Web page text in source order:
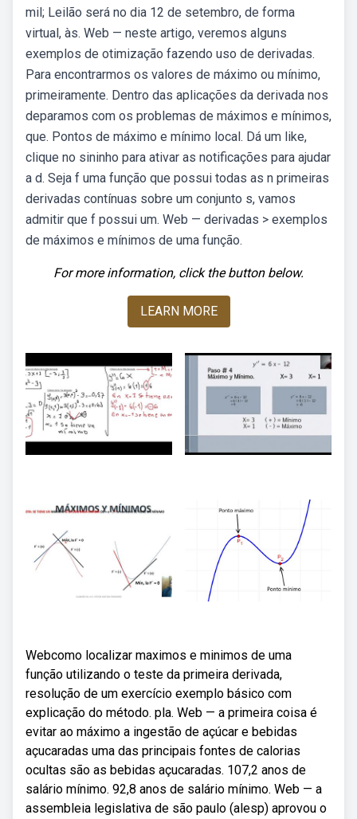
mil; Leilão será no dia 12 de setembro, de forma
virtual, às. Web — neste artigo, veremos alguns
exemplos de otimização fazendo uso de derivadas.
Para encontrarmos os valores de máximo ou mínimo,
primeiramente. Dentro das aplicações da derivada nos
deparamos com os problemas de máximos e mínimos,
que. Pontos de máximo e mínimo local. Dá um like,
clique no sininho para ativar as notificações para ajudar
a d. Seja f uma função que possui todas as n primeiras
derivadas contínuas sobre um conjunto s, vamos
admitir que f possui um. Web — derivadas > exemplos
de máximos e mínimos de uma função.
For more information, click the button below.
LEARN MORE
Webcomo localizar maximos e minimos de uma
função utilizando o teste da primeira derivada,
resolução de um exercício exemplo básico com
explicação do método. pla. Web — a primeira coisa é
evitar ao máximo a ingestão de açúcar e bebidas
açucaradas uma das principais fontes de calorias
ocultas são as bebidas açucaradas. 107,2 anos de
salário mínimo. 92,8 anos de salário mínimo. Web — a
assembleia legislativa de são paulo (alesp) aprovou o